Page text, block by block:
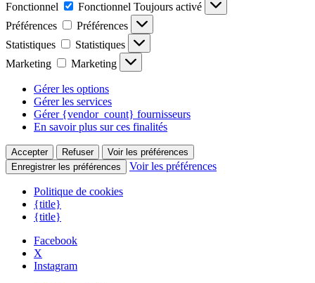
Fonctionnel
Fonctionnel Toujours activé
Préférences
Préférences
Statistiques
Statistiques
Marketing
Marketing
Gérer les options
Gérer les services
Gérer {vendor_count} fournisseurs
En savoir plus sur ces finalités
Accepter Refuser
Voir les préférences
Enregistrer les préférences
Voir les préférences
Politique de cookies
{title}
{title}
Facebook
X
Instagram